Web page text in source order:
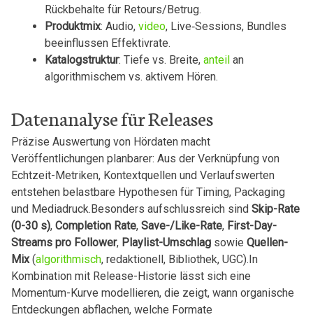
Rückbehalte⁤ für Retours/Betrug.
Produktmix: Audio, video,⁤ Live‑Sessions,⁣ Bundles
beeinflussen​ Effektivrate.
Katalogstruktur: Tiefe‌ vs. Breite, anteil​an
⁢algorithmischem vs. aktivem Hören.
Datenanalyse‍ für Releases
Präzise ‍Auswertung ​von Hördaten macht
⁤Veröffentlichungen ⁢planbarer: ⁢Aus​ der Verknüpfung von
Echtzeit-Metriken, Kontextquellen ⁣und Verlaufswerten
entstehen belastbare Hypothesen für Timing, Packaging
und Mediadruck.Besonders aufschlussreich sind Skip-Rate
(0-30 ​s), Completion ‌Rate, Save-/Like-Rate, First-Day-
Streams pro ⁤Follower,‍ Playlist-Umschlagsowie Quellen-
Mix(algorithmisch, redaktionell, Bibliothek, UGC).In⁤
Kombination mit Release-Historie lässt ‌sich eine
Momentum-Kurve⁣ modellieren,‌ die zeigt, wann organische
Entdeckungen abflachen,⁣ welche Formate⁤